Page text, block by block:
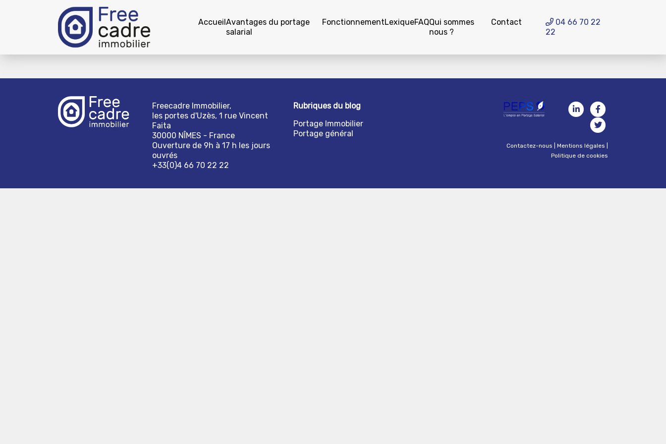
AccueilAvantages du portage
salarial
FonctionnementLexiqueFAQQui sommes
nous ?
Contact
04 66 70 22
22
Freecadre Immobilier,
les portes d'Uzès, 1 rue Vincent
Faita
30000 NÎMES - France
Ouverture de 9h à 17 h les jours
ouvrés
+33(0)4 66 70 22 22
Rubriques du blog
Portage Immobilier
Portage général
Contactez-nous Mentions légales
Politique de cookies